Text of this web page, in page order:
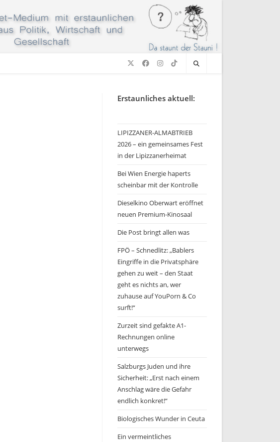
Erstaunliches aktuell:
LIPIZZANER-ALMABTRIEB
2026 – ein gemeinsames Fest
in der Lipizzanerheimat
Bei Wien Energie haperts
scheinbar mit der Kontrolle
Dieselkino Oberwart eröffnet
neuen Premium-Kinosaal
Die Post bringt allen was
FPÖ – Schnedlitz: „Bablers
Eingriffe in die Privatsphäre
gehen zu weit – den Staat
geht es nichts an, wer
zuhause auf YouPorn & Co
surft!“
Zurzeit sind gefakte A1-
Rechnungen online
unterwegs
Salzburgs Juden und ihre
Sicherheit: „Erst nach einem
Anschlag wäre die Gefahr
endlich konkret!“
Biologisches Wunder in Ceuta
Ein vermeintliches